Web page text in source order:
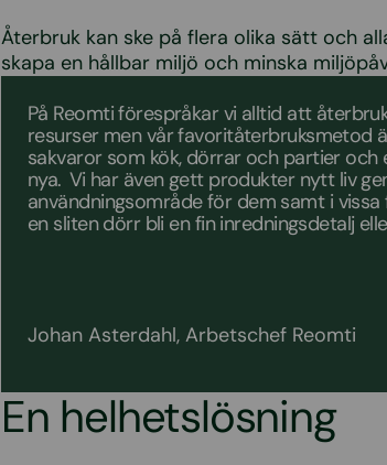
Återbruk kan ske på flera olika sätt och
skapa en hållbar miljö och minska
På Reomti förespråkar vi alltid att
resurser men vår favoritåterbruksmetod
sakvaror som kök, dörrar och partier
nya. Vi har även gett produkter nytt liv
användningsområde för dem samt i
en sliten dörr bli en fin inredningsdetalj
Johan Asterdahl, Arbetschef Reomti
En helhetslösning